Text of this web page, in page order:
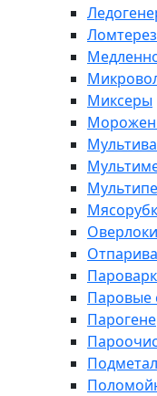
Миксеры
Оверлоки
Паровые